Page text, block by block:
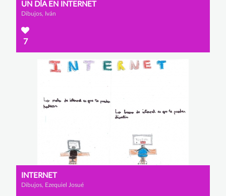
UN DÍA EN INTERNET
Dibujos, Iván
7
INTERNET
Dibujos, Ezequiel Josué